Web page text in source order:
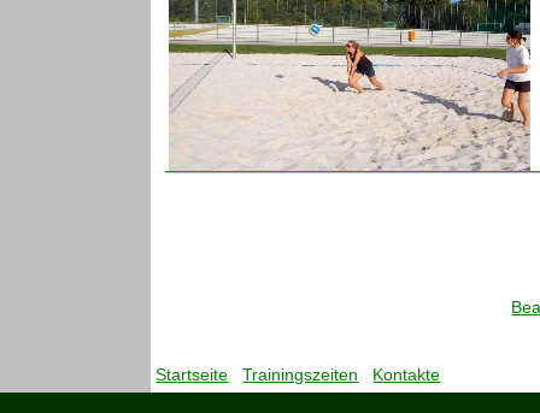
Startseite Trainingszeiten Kontakte